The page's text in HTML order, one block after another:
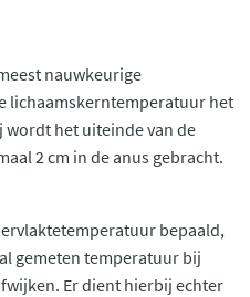
nauwkeurige
lichaamskerntemperatuur het
het uiteinde van de
2 cm in de anus gebracht.
bepaald,
gemeten temperatuur bij
Er dient hierbij echter